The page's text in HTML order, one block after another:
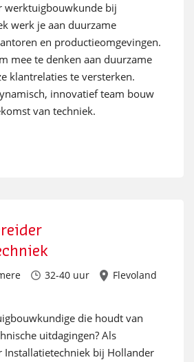
werktuigbouwkunde bij
werk je aan duurzame
en productieomgevingen.
mee te denken aan duurzame
klantrelaties te versterken.
innovatief team bouw
van techniek.
32-40 uur
Flevoland
die houdt van
uitdagingen? Als
bij Hollander